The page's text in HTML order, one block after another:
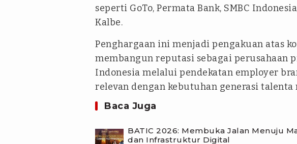
seperti GoTo, Permata Bank, SMBC
Kalbe.
Penghargaan ini menjadi pengakuan atas
membangun reputasi sebagai perusahaan
Indonesia melalui pendekatan employer
relevan dengan kebutuhan generasi talenta
Baca Juga
BATIC 2026: Membuka Jalan Menuju
dan Infrastruktur Digital